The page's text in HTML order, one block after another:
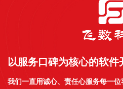
以服务口碑为核心的软件
我们一直用诚心、责任心服务每一位